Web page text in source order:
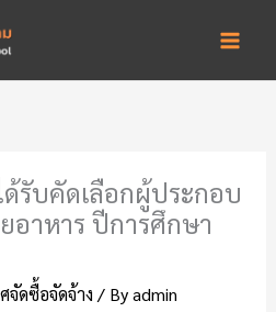
รับคัดเลือกผู้ประกอบ
อาหาร ปีการศึกษา
จัดซื้อจัดจ้าง / Byadmin